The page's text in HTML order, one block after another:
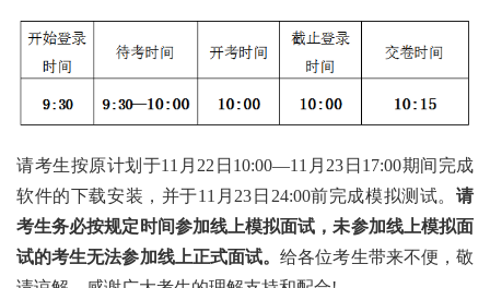
请考生按原计划于11月22日10:00—11月23日17:00期间完成
软件的下载安装，并于11月23日24:00前完成模拟测试。 请
考生务必按规定时间参加线上模拟面试，未参加线上模拟面
试的考生无法参加线上正式面试。给各位考生带来不便，敬